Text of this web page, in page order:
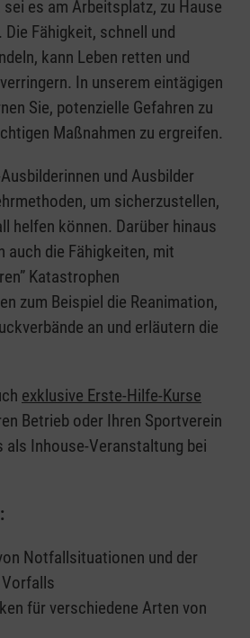
es am Arbeitsplatz, zu Hause
Fähigkeit, schnell und
kann Leben retten und
In unserem eintägigen
Sie, potenzielle Gefahren zu
Maßnahmen zu ergreifen.
und Ausbilder
um sicherzustellen,
helfen können. Darüber hinaus
auch die Fähigkeiten, mit
Katastrophen
zum Beispiel die Reanimation,
an und erläutern die
exklusive Erste-Hilfe-Kurse
Betrieb oder Ihren Sportverein
als Inhouse-Veranstaltung bei
Notfallsituationen und der
für verschiedene Arten von